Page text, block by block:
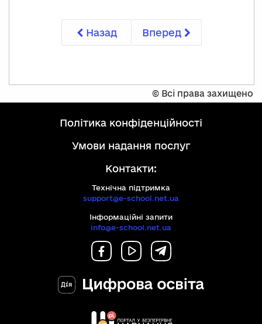
Назад Вперед
© Всі права захищено
політика конфіденційності
умови надання послуг
Контакти:
Технічна підтримка
support@e-school.net.ua
Інформаційні запити
info@e-school.net.ua